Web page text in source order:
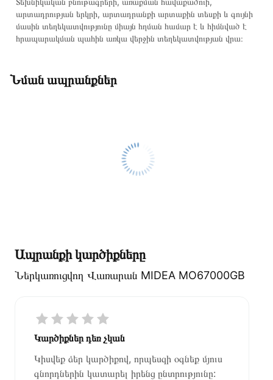
արտադրության երկրի, արտադրանքի արտաքին տեսքի և գույնի
մասին տեղեկատվությունը միայն հղման համար է և հիմնված է
հրապարակման պահին առկա վերջին տեղեկատվության վրա։
Նման ապրանքներ
Ապրանքի կարծիքները
Ներկառուցվող Վառարան MIDEA MO67000GB
Կարծիքներ դեռ չկան
Կիսվեք ձեր կարծիքով, որպեսզի օգնեք մյուս
գնորդներին կատարել իրենց ընտրությունը: